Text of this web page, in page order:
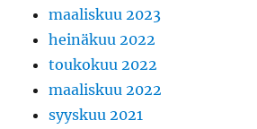
maaliskuu 2023
heinäkuu 2022
toukokuu 2022
maaliskuu 2022
syyskuu 2021